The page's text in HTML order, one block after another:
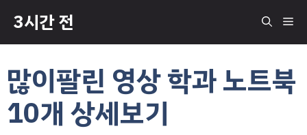
츠
건
뛰
3시간 전 메
많이팔린 영상 학과 노트북
10개 상세보기